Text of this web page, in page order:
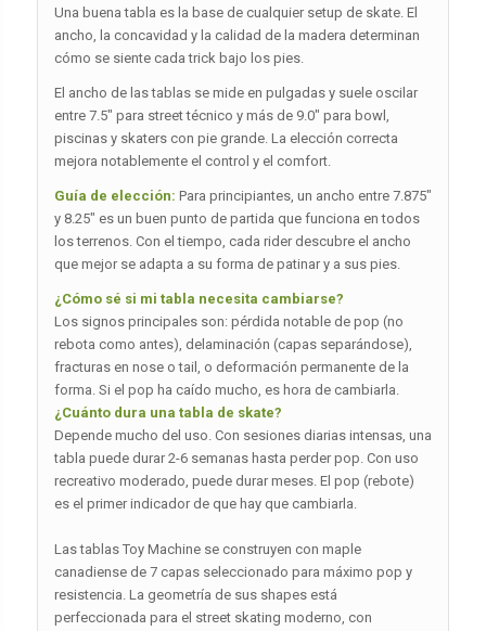
Una buena tabla es la base de cualquier setup de skate. El
ancho, la concavidad y la calidad de la madera determinan
cómo se siente cada trick bajo los pies.
El ancho de las tablas se mide en pulgadas y suele oscilar
entre 7.5″ para street técnico y más de 9.0″ para bowl,
piscinas y skaters con pie grande. La elección correcta
mejora notablemente el control y el comfort.
Guía de elección: Para principiantes, un ancho entre 7.875″
y 8.25″ es un buen punto de partida que funciona en todos
los terrenos. Con el tiempo, cada rider descubre el ancho
que mejor se adapta a su forma de patinar y a sus pies.
¿Cómo sé si mi tabla necesita cambiarse?
Los signos principales son: pérdida notable de pop (no
rebota como antes), delaminación (capas separándose),
fracturas en nose o tail, o deformación permanente de la
forma. Si el pop ha caído mucho, es hora de cambiarla.
¿Cuánto dura una tabla de skate?
Depende mucho del uso. Con sesiones diarias intensas, una
tabla puede durar 2-6 semanas hasta perder pop. Con uso
recreativo moderado, puede durar meses. El pop (rebote)
es el primer indicador de que hay que cambiarla.
Las tablas Toy Machine se construyen con maple
canadiense de 7 capas seleccionado para máximo pop y
resistencia. La geometría de sus shapes está
perfeccionada para el street skating moderno, con